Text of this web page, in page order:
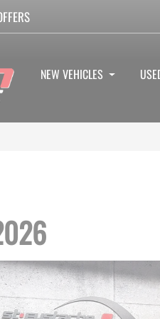
NEW VEHICLES